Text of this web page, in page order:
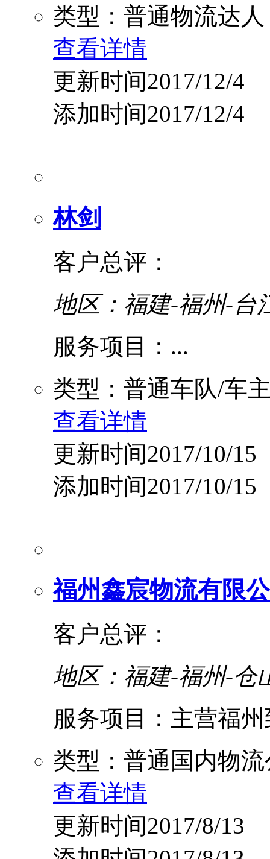
类型：普通物流达人
查看详情
更新时间2017/12/4
添加时间2017/12/4
林剑
客户总评：
地区：福建-福州-台
服务项目：...
类型：普通车队/车
查看详情
更新时间2017/10/15
添加时间2017/10/15
福州鑫宸物流有限
客户总评：
地区：福建-福州-仓
服务项目：主营福
类型：普通国内物
查看详情
更新时间2017/8/13